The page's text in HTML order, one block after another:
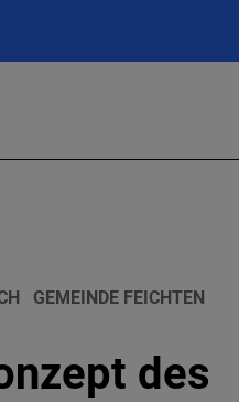
GEMEINDE FEICHTEN
des